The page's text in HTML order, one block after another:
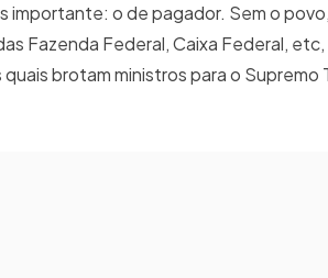
importante: o de pagador. Sem o
Fazenda Federal, Caixa Federal,
brotam ministros para o Supremo